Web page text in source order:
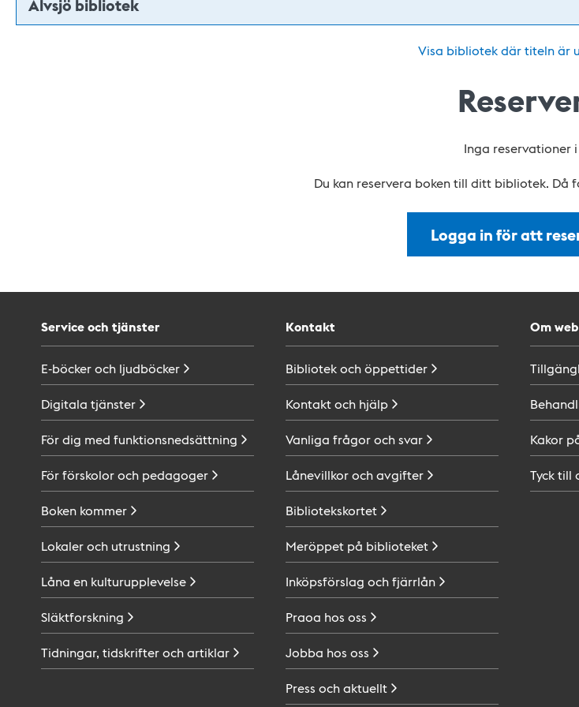
Älvsjö bibliotek
Visa bibliotek där titeln är
Inga reservationer i
Du kan reservera boken till ditt bibliotek. Då
Logga in för att
Service och tjänster
E-böcker och ljudböcker
Digitala tjänster
För dig med funktionsnedsättning
För förskolor och pedagoger
Boken kommer
Lokaler och utrustning
Låna en kulturupplevelse
Släktforskning
Tidningar, tidskrifter ochartiklar
Kontakt
Bibliotek ochöppettider
Kontakt och hjälp
Vanliga frågor ochsvar
Lånevillkor ochavgifter
Bibliotekskortet
Meröppet på biblioteket
Inköpsförslag ochfjärrlån
Praoa hos oss
Jobba hos oss
Press ochaktuellt
Om
Kakor
Tyck till